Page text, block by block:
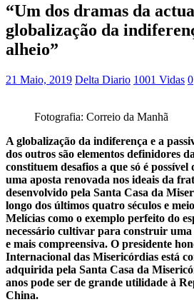
“Um dos dramas da
globalização da
alheio”
21 Maio, 2019 Delta Diario 1001 Vidas 0
Fotografia: Correio da Manhã
A globalização da indiferença e a
dos outros são elementos definidores
constituem desafios a que só é
uma aposta renovada nos ideais da
desenvolvido pela Santa Casa da
longo dos últimos quatro séculos e
Melícias como o exemplo perfeito do
necessário cultivar para construir uma
e mais compreensiva. O presidente
Internacional das Misericórdias está
adquirida pela Santa Casa da
anos pode ser de grande utilidade à
China.